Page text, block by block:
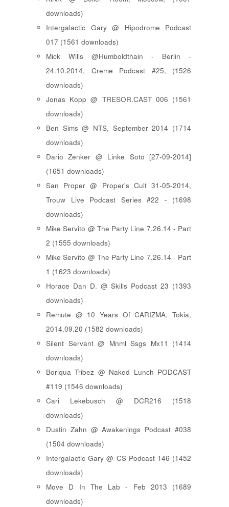
downloads)
Intergalactic Gary @ Hipodrome Podcast
017 (1561 downloads)
Mick Wills @Humboldthain - Berlin -
24.10.2014, Creme Podcast #25, (1526
downloads)
Jonas Kopp @ TRESOR.CAST 006 (1561
downloads)
Ben Sims @ NTS, September 2014 (1714
downloads)
Dario Zenker @ Linke Soto [27-09-2014]
(1651 downloads)
San Proper @ Proper's Cult 31-05-2014,
Trouw Live Podcast Series #22 - (1698
downloads)
Mike Servito @ The Party Line 7.26.14 - Part
2 (1555 downloads)
Mike Servito @ The Party Line 7.26.14 - Part
1 (1623 downloads)
Horace Dan D. @ Skills Podcast 23 (1393
downloads)
Remute @ 10 Years Of CARIZMA, Tokia,
2014.09.20 (1582 downloads)
Silent Servant @ Mnml Ssgs Mx11 (1414
downloads)
Boriqua Tribez @ Naked Lunch PODCAST
#119 (1546 downloads)
Cari Lekebusch @ DCR216 (1518
downloads)
Dustin Zahn @ Awakenings Podcast #038
(1504 downloads)
Intergalactic Gary @ CS Podcast 146 (1452
downloads)
Move D In The Lab - Feb 2013 (1689
downloads)